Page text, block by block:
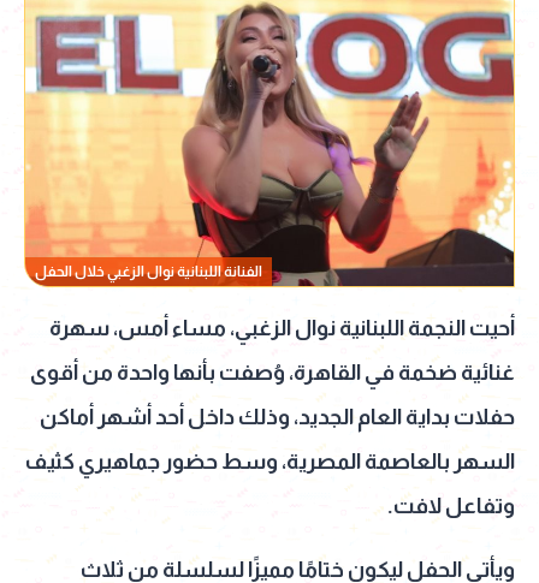
الفنانة اللبنانية نوال الزغبي خلال الحفل
أحيت النجمة اللبنانية نوال الزغبي، مساء أمس، سهرة
غنائية ضخمة في القاهرة، وُصفت بأنها واحدة من أقوى
حفلات بداية العام الجديد، وذلك داخل أحد أشهر أماكن
السهر بالعاصمة المصرية، وسط حضور جماهيري كثيف
وتفاعل لافت.
ويأتي الحفل ليكون ختامًا مميزًا لسلسلة من ثلاث